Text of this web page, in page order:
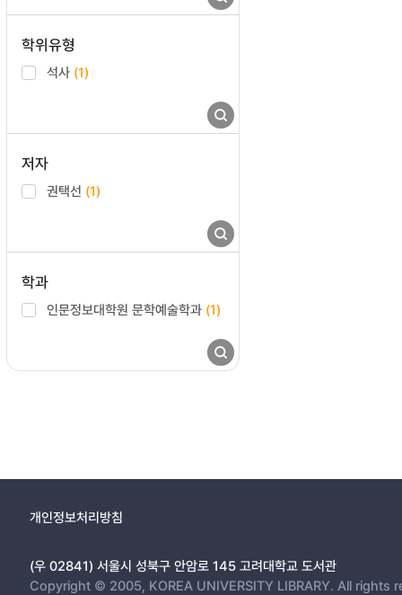
학위유형
석사 (1)
저자
권택선 (1)
학과
인문정보대학원 문학예술학과 (1)
개인정보처리방침
(우 02841) 서울시 성북구 안암로 145 고려대학교 도서관
Copyright © 2005, KOREA UNIVERSITY LIBRARY. All rights